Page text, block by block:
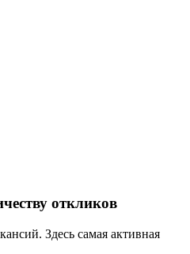
откликов
. Здесь самая активная